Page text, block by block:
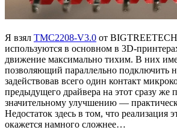
Я взял TMC2208-V3.0 от
используются в основном в 3D-
движение максимально тихим. В них
позволяющий параллельно подключить
задействовав всего один контакт
предыдущего драйвера на этот сразу же
значительному улучшению —
Недостаток здесь в том, что реализация
окажется намного сложнее…